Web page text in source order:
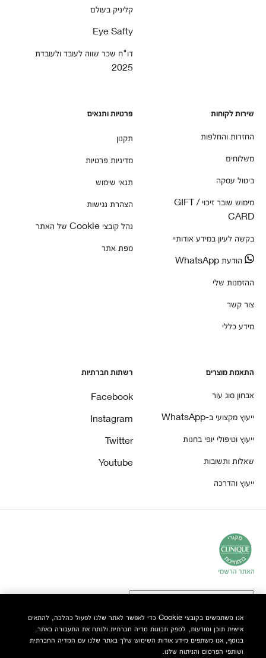
קליניק בעולם
Eye Safty
דו"ח שכר שווה לעובד ולעובדת
2025
שירות לקוחות
החזרות והחלפות
משלוחים
ביטול עסקה
מימוש שובר זיכוי / GIFT
CARD
בקשה לעיון במידע אודותיי
הודעת WhatsApp
ההזמנות שלי
צור קשר
מידע כללי
פרטיות ותנאים
תקנון
מדיניות פרטיות
תנאי שימוש
הצהרת נגישות
נהל קובצי Cookie של האתר
מפת אתר
התאמת מוצרים
אבחון סוג עור
ייעוץ מקצועי ב-WhatsApp
ייעוץ וטיפולי יופי בחנות
שאלות ותשובות
ייעוץ והדרכה
רשתות חברתיות
Facebook
Instagram
Twitter
Youtube
אנו משתמשים בקובצי Cookie כדי לאפשר לאתר שלנו לפעול כהלכה, להתאים
אישית תוכן ומודעות, לספק תכונות מדיה חברתית ולנתח את התעבורה באתר.
בנוסף, אנו משתפים מידע אודות השימוש שלך באתר שלנו עם המדיה החברתית
ושותפי הפרסום והניתוח שלנו.